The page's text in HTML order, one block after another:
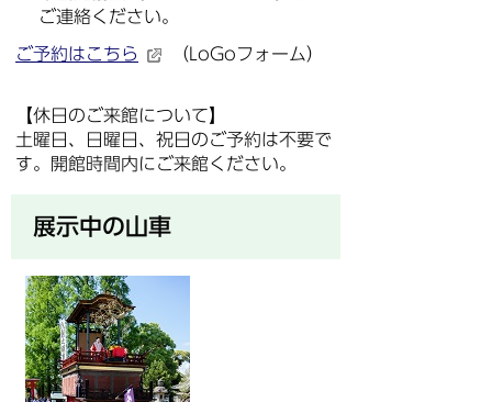
ご連絡ください。
ご予約はこちら （LoGoフォーム）
【休日のご来館について】
土曜日、日曜日、祝日のご予約は不要で
す。開館時間内にご来館ください。
展示中の山車